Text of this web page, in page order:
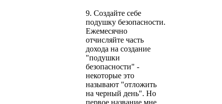
9. Создайте себе
подушку безопасности.
Ежемесячно
отчисляйте часть
дохода на создание
"подушки
безопасности" -
некоторые это
называют "отложить
на черный день". Но
первое название мне